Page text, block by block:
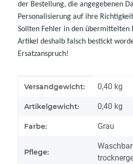
der Bestellung, die angegebenen
Personalisierung auf ihre
Sollten Fehler in den übermittelten
Artikel deshalb falsch bestickt
Ersatzanspruch!
Produkteigenschaft
Wert
Versandgewicht: 0,40 kg
Artikelgewicht: 0,40 kg
Farbe: Grau
Pflege: